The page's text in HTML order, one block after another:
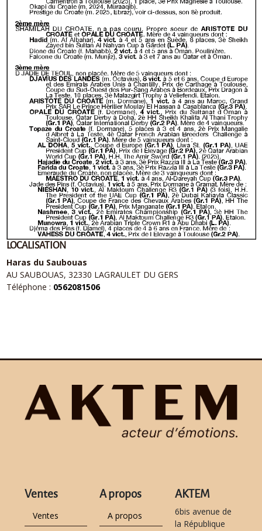
LOCALISATION
Haras du Saubouas
AU SAUBOUAS, 32330 LAGRAULET DU GERS
Téléphone : 0562081506
Ventes
Ventes
A propos
A propos
AKTEM
6bis avenue de
la République